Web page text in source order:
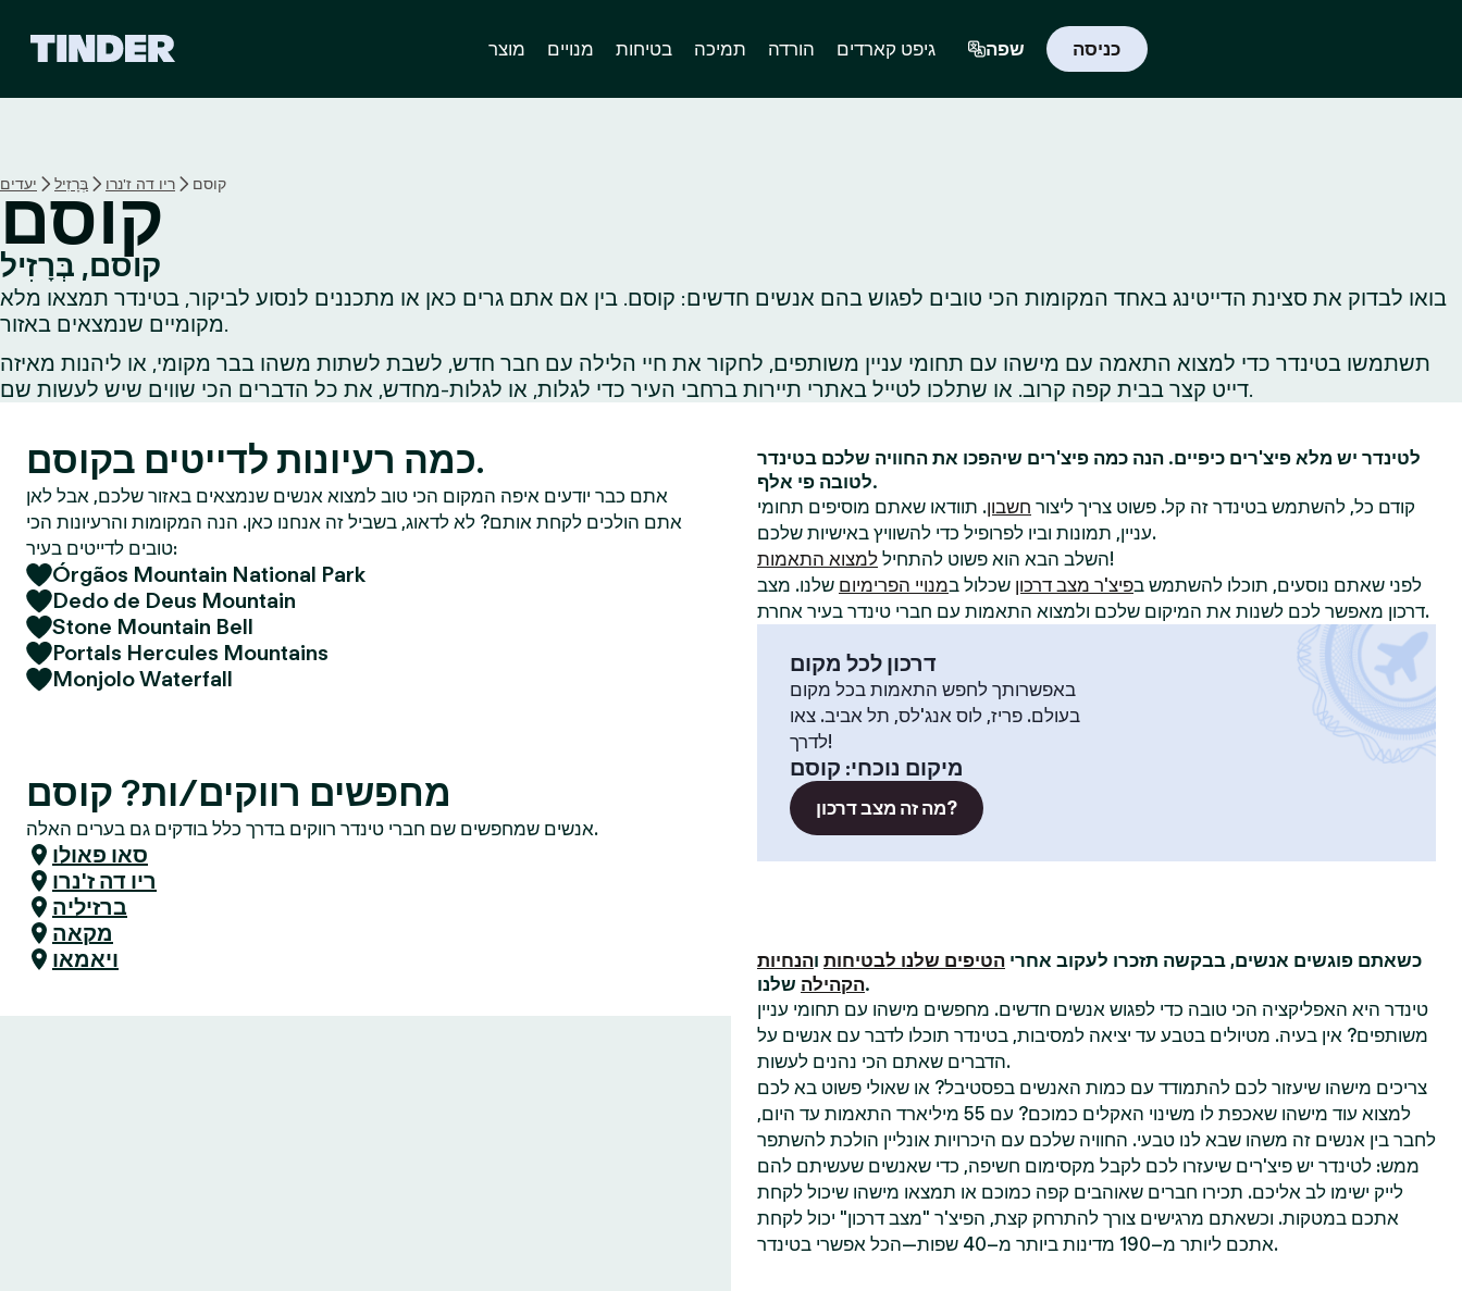
ש
ר
מוצר מנויים בטיחות תמיכה הורדה גיפט קארדים שפה כניסה
יעדים בְּרָזִיל ריו דה ז'נרו קוסם קוסם
קוסם, בְּרָזִיל
בואו לבדוק את סצינת הדייטינג באחד המקומות הכי טובים לפגוש בהם אנשים חדשים: קוסם. בין אם אתם גרים כאן או מתכננים לנסוע לביקור, בטינדר תמצאו מלא
מקומיים שנמצאים באזור.
תשתמשו בטינדר כדי למצוא התאמה עם מישהו עם תחומי עניין משותפים, לחקור את חיי הלילה עם חבר חדש, לשבת לשתות משהו בבר מקומי, או ליהנות מאיזה
דייט קצר בבית קפה קרוב. או שתלכו לטייל באתרי תיירות ברחבי העיר כדי לגלות, או לגלות‑מחדש, את כל הדברים הכי שווים שיש לעשות שם.
כמה רעיונות לדייטים בקוסם.
אתם כבר יודעים איפה המקום הכי טוב למצוא אנשים שנמצאים באזור שלכם, אבל לאן
אתם הולכים לקחת אותם? לא לדאוג, בשביל זה אנחנו כאן. הנה המקומות והרעיונות הכי
טובים לדייטים בעיר:
Órgãos Mountain National Park
Dedo de Deus Mountain
Stone Mountain Bell
Portals Hercules Mountains
Monjolo Waterfall
מחפשים רווקים/ות? קוסם
אנשים שמחפשים שם חברי טינדר רווקים בדרך כלל בודקים גם בערים האלה.
סאו פאולו
ריו דה ז'נרו
ברזיליה
מקאה
ויאמאו
לטינדר יש מלא פיצ'רים כיפיים. הנה כמה פיצ'רים שיהפכו את החוויה שלכם בטינדר
לטובה פי אלף.
קודם כל, להשתמש בטינדר זה קל. פשוט צריך ליצור חשבון. תוודאו שאתם מוסיפים תחומי
עניין, תמונות וביו לפרופיל כדי להשוויץ באישיות שלכם.
השלב הבא הוא פשוט להתחיל למצוא התאמות
!
לפני שאתם נוסעים, תוכלו להשתמש בפיצ'ר מצב דרכון שכלול במנויי הפרימיום שלנו. מצב
דרכון מאפשר לכם לשנות את המיקום שלכם ולמצוא התאמות עם חברי טינדר בעיר אחרת.
דרכון לכל מקום
באפשרותך לחפש התאמות בכל מקום
בעולם. פריז, לוס אנג'לס, תל אביב. צאו
לדרך!
מיקום נוכחי: קוסם
מה זה מצב דרכון?
כשאתם פוגשים אנשים, בבקשה תזכרו לעקוב אחרי הטיפים שלנו לבטיחות והנחיות
הקהילהשלנו.
טינדר היא האפליקציה הכי טובה כדי לפגוש אנשים חדשים. מחפשים מישהו עם תחומי עניין
משותפים? אין בעיה. מטיולים בטבע עד יציאה למסיבות, בטינדר תוכלו לדבר עם אנשים על
הדברים שאתם הכי נהנים לעשות.
צריכים מישהו שיעזור לכם להתמודד עם כמות האנשים בפסטיבל? או שאולי פשוט בא לכם
למצוא עוד מישהו שאכפת לו משינוי האקלים כמוכם? עם 55 מיליארד התאמות עד היום,
לחבר בין אנשים זה משהו שבא לנו טבעי. החוויה שלכם עם היכרויות אונליין הולכת להשתפר
ממש: לטינדר יש פיצ'רים שיעזרו לכם לקבל מקסימום חשיפה, כדי שאנשים שעשיתם להם
לייק ישימו לב אליכם. תכירו חברים שאוהבים קפה כמוכם או תמצאו מישהו שיכול לקחת
אתכם במטקות. וכשאתם מרגישים צורך להתרחק קצת, הפיצ'ר "מצב דרכון" יכול לקחת
אתכם ליותר מ–190 מדינות ביותר מ–40 שפות—הכל אפשרי בטינדר.